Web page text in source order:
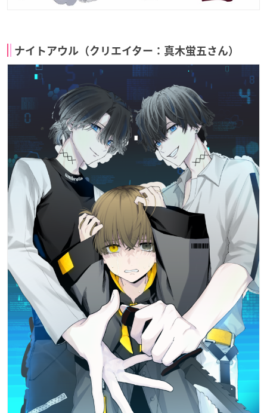
ナイトアウル（クリエイター：真木蛍五さん）